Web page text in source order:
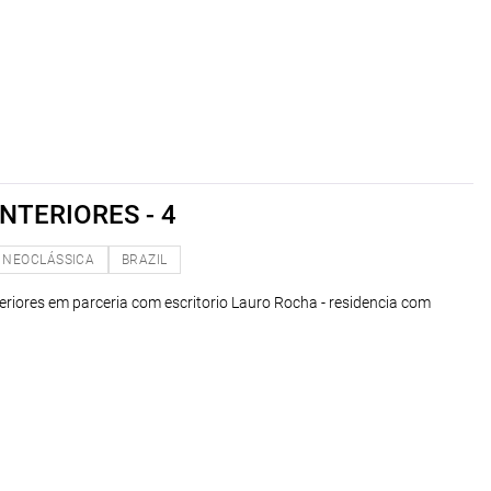
- 4
NEOCLÁSSICA BRAZIL
em parceria com escritorio Lauro Rocha - residencia com